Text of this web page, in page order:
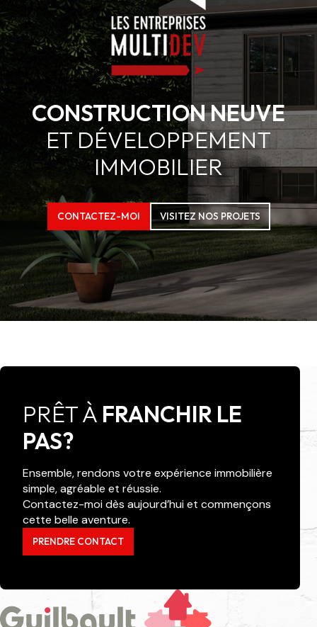
CONSTRUCTION NEUVE
ET DÉVELOPPEMENT
IMMOBILIER
CONTACTEZ-MOI VISITEZ NOS PROJETS
PRÊT À FRANCHIR LE
PAS?
Ensemble, rendons votre expérience immobilière
simple, agréable et réussie.
Contactez-moi dès aujourd’hui et commençons
cette belle aventure.
PRENDRE CONTACT